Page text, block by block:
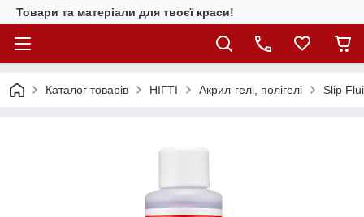
Товари та матеріали для твоєї краси!
Каталог товарiв НІГТІ Акрил-гелі, полігелі Slip